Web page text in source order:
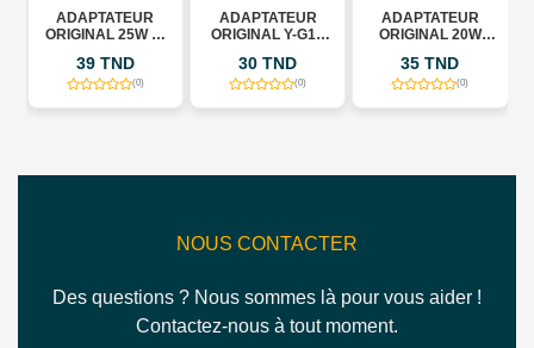
ADAPTATEUR
ORIGINAL 25W Y-
39 TND
(0)
ADAPTATEUR
ORIGINAL Y-G19
30 TND
(0)
ADAPTATEUR
ORIGINAL 20W
YOSONDA
35 TND
(0)
NOUS CONTACTER
Des questions ? Nous sommes là pour vous aider !
Contactez-nous à tout moment.